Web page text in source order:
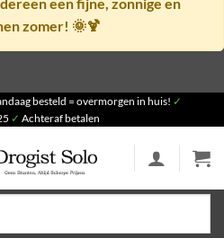
zomer! 🌞🍹
besteld = overmorgen in huis! ✓
✓ Achteraf betalen